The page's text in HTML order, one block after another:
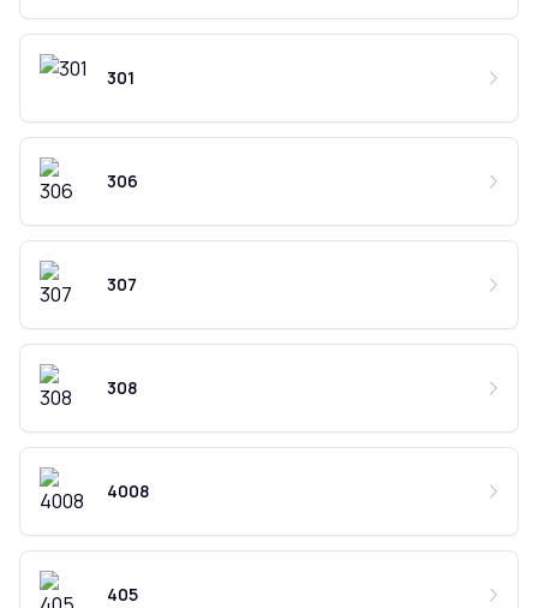
301
306
307
308
4008
405